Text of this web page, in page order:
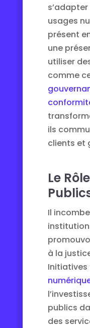
usages
présent
une
utiliser
comme
ils
clients et
Le
Il
à la
Initiatives
publics
des